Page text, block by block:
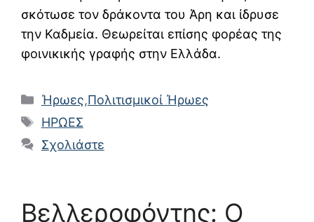
σκότωσε τον δράκοντα του Άρη και ίδρυσε
την Καδμεία. Θεωρείται επίσης φορέας της
φοινικικής γραφής στην Ελλάδα.
Κατηγορίες
Ήρωες,Πολιτισμικοί Ήρωες
Ετικέτες
ΗΡΩΕΣ
Σχολιάστε
Βελλεροφόντης: Ο